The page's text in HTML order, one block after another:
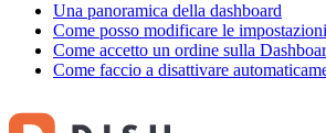
Una panoramica della dashboard
Come posso modificare le
Come accetto un ordine sulla
Come faccio a disattivare